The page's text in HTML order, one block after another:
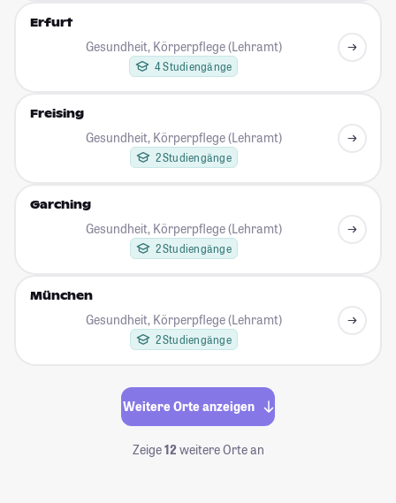
Erfurt
Gesundheit, Körperpflege (Lehramt)
4 Studiengänge
Freising
Gesundheit, Körperpflege (Lehramt)
2 Studiengänge
Garching
Gesundheit, Körperpflege (Lehramt)
2 Studiengänge
München
Gesundheit, Körperpflege (Lehramt)
2 Studiengänge
Weitere Orte anzeigen
Zeige12weitere Orte an